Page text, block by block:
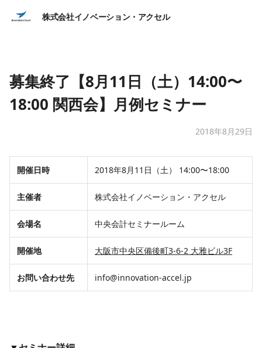
株式会社イノベーション・アクセル
募集終了【8月11日（土）14:00〜
18:00 関西会】月例セミナー
2018年8月29日
開催日時 2018年8月11日（土） 14:00〜18:00
主催者 株式会社イノベーション・アクセル
会場名 中央会計セミナールーム
開催地 大阪市中央区備後町3-6-2 大雅ビル3F
お問い合わせ先 info@innovation-accel.jp